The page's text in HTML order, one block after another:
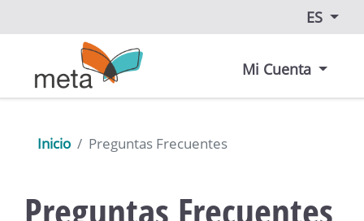
ES
Mi Cuenta
Inicio Preguntas Frecuentes
Preguntas Frecuentes